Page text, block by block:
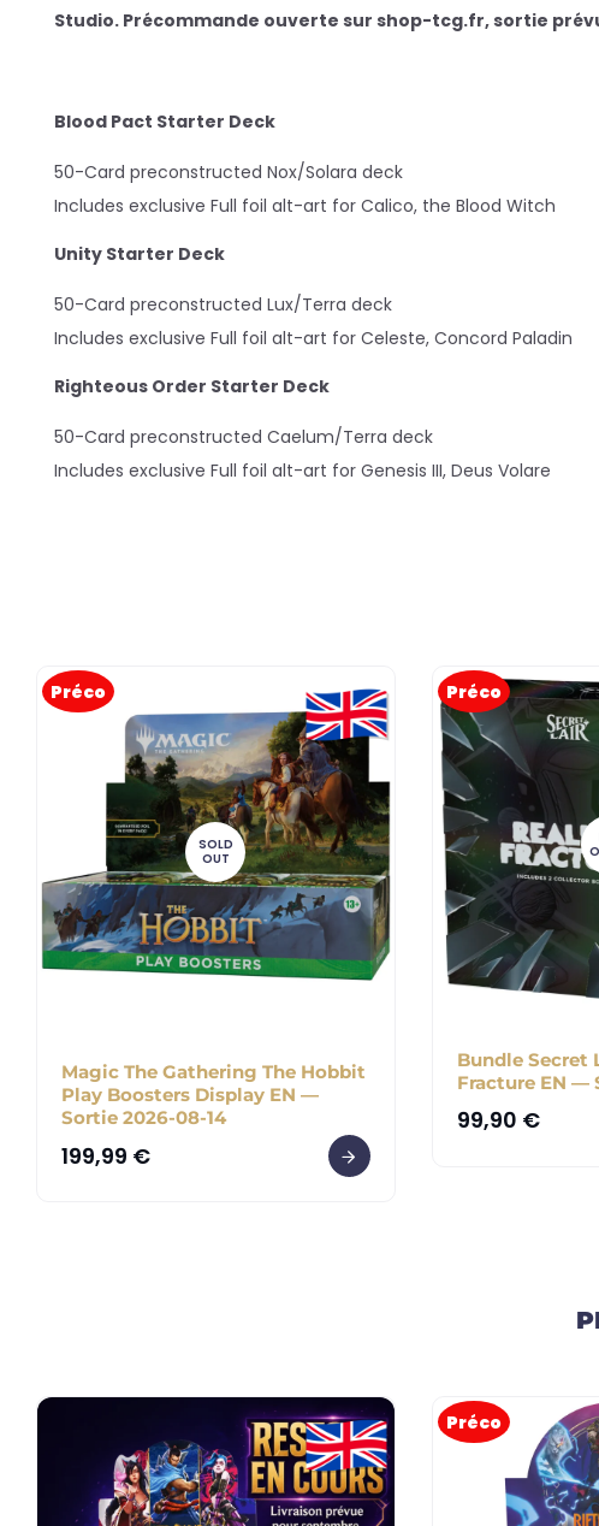
Studio. Précommande ouverte sur shop-tcg.fr, sortie
Blood Pact Starter Deck
50-Card preconstructed Nox/Solara deck
Includes exclusive Full foil alt-art for Calico, the Blood Witch
Unity Starter Deck
50-Card preconstructed Lux/Terra deck
Includes exclusive Full foil alt-art for Celeste, Concord Paladin
Righteous Order Starter Deck
50-Card preconstructed Caelum/Terra deck
Includes exclusive Full foil alt-art for Genesis III, Deus Volare
Préco
SOLD
OUT
Magic The Gathering The Hobbit
Play Boosters Display EN —
Sortie 2026-08-14
199,99 €
Préco
Bundle Secret
Fracture EN —
99,90 €
Préco